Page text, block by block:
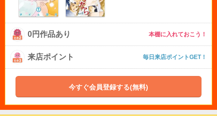
0円作品あり 本棚に入れておこう！
来店ポイント 毎日来店ポイントGET！
今すぐ会員登録する(無料)